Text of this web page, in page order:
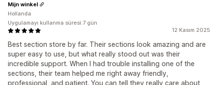
12 Kasım 2025
Best section store by far. Their sections look amazing and are
super easy to use, but what really stood out was their
incredible support. When I had trouble installing one of the
sections, their team helped me right away friendly,
professional, and patient. You can tell they really care about
Mijn winkel
Hollanda
Uygulamayı kullanma süresi:7 gün